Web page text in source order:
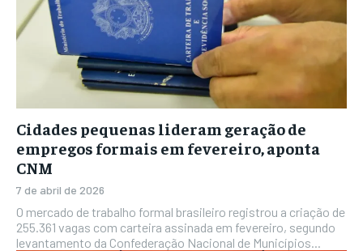
Cidades pequenas lideram geração de
empregos formais em fevereiro, aponta
CNM
7 de abril de 2026
O mercado de trabalho formal brasileiro registrou a criação de
255.361 vagas com carteira assinada em fevereiro, segundo
levantamento da Confederação Nacional de Municípios...